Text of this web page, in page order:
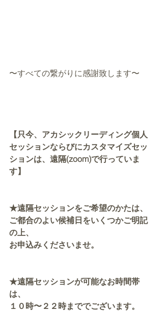
〜すべての繋がりに感謝致します〜
【只今、アカシックリーディング個人
セッションならびにカスタマイズセッ
ションは、遠隔(zoom)で行っていま
す】
★遠隔セッションをご希望のかたは、
ご都合のよい候補日をいくつかご明記
の上、
お申込みくださいませ。
★遠隔セッションが可能なお時間帯
は、
１０時〜２２時まででございます。